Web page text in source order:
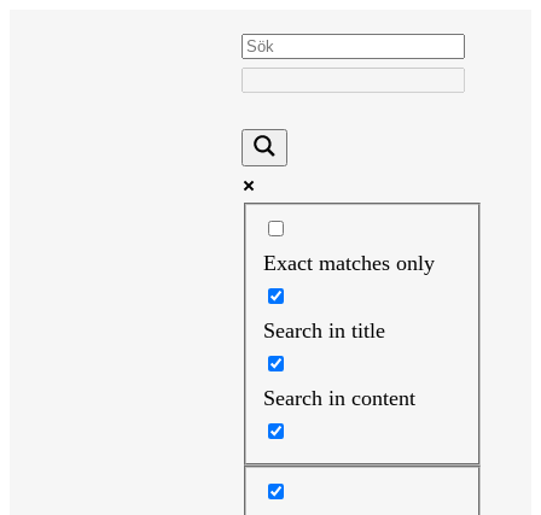
Exact matches only
Search in title
Search in content